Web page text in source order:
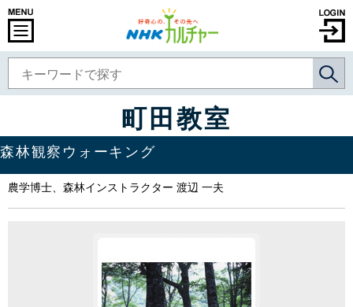
町田教室
森林観察ウォーキング
農学博士、森林インストラクター 渡辺 一夫